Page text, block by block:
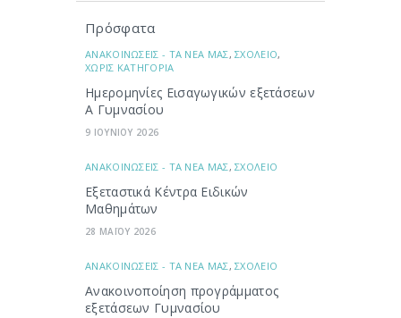
Πρόσφατα
ΑΝΑΚΟΙΝΩΣΕΙΣ - ΤΑ ΝΕΑ ΜΑΣ,ΣΧΟΛΕΙΟ,
ΧΩΡΙΣ ΚΑΤΗΓΟΡΙΑ
Ημερομηνίες Εισαγωγικών εξετάσεων
Α Γυμνασίου
9 ΙΟΥΝΙΟΥ 2026
ΑΝΑΚΟΙΝΩΣΕΙΣ - ΤΑ ΝΕΑ ΜΑΣ,ΣΧΟΛΕΙΟ
Εξεταστικά Κέντρα Ειδικών
Μαθημάτων
28 ΜΑΪΟΥ 2026
ΑΝΑΚΟΙΝΩΣΕΙΣ - ΤΑ ΝΕΑ ΜΑΣ,ΣΧΟΛΕΙΟ
Ανακοινοποίηση προγράμματος
εξετάσεων Γυμνασίου